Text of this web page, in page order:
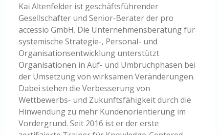
Kai Altenfelder ist geschäftsführender
Gesellschafter und Senior-Berater der pro
accessio GmbH. Die Unternehmensberatung für
systemische Strategie-, Personal- und
Organisationsentwicklung unterstützt
Organisationen in Auf- und Umbruchphasen bei
der Umsetzung von wirksamen Veränderungen.
Dabei stehen die Verbesserung von
Wettbewerbs- und Zukunftsfähigkeit durch die
Hinwendung zu mehr Kundenorientierung im
Vordergrund. Seit 2016 ist er der erste